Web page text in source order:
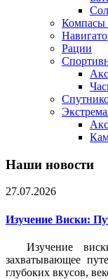
Компасы
Рации
Наши новости
27.07.2026
Изучение Виски:
Изучение
захватывающее
глубоких вкусов,